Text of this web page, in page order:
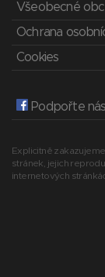
Všeobecné
Ochrana
Cookies
Podpořte
Explicitně
stránek, jejich
internetových